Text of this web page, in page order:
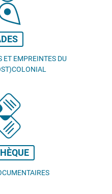
ET EMPREINTES DU